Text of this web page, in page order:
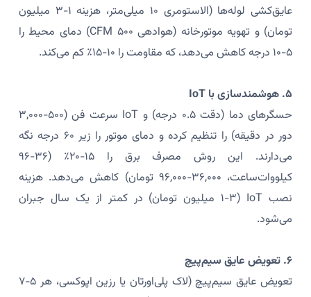
عایق‌کشی لوله‌ها (الاستومری ۱۰ میلی‌متر، هزینه ۱-۳ میلیون
تومان) و تهویه موتورخانه (هوادهی ۵۰۰ CFM) دمای محیط را
۵-۱۰ درجه کاهش می‌دهد، که مقاومت را ۱۰-۱۵٪ کم می‌کند.
۵. هوشمندسازی با IoT
حسگرهای دما (دقت ۰.۵ درجه) و IoT سرعت فن (۵۰۰-۳,۰۰۰
دور در دقیقه) را تنظیم کرده و دمای موتور را زیر ۶۰ درجه نگه
می‌دارند. این روش مصرف برق را ۱۵-۲۰٪ (۳۶-۹۶
کیلووات‌ساعت، ۳۶,۰۰۰-۹۶,۰۰۰ تومان) کاهش می‌دهد. هزینه
نصب IoT (۱-۳ میلیون تومان) در کمتر از یک سال جبران
می‌شود.
۶. تعویض عایق سیم‌پیچ
تعویض عایق سیم‌پیچ (لاک پلی‌اورتان یا رزین اپوکسی، هر ۵-۷